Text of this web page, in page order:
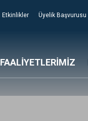
Etkinlikler Üyelik Başvurusu
FAALİYETLERİMİZ